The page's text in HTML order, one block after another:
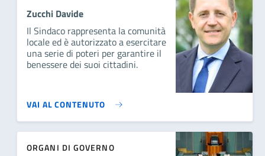
Zucchi Davide
Il Sindaco rappresenta la comunità
locale ed è autorizzato a esercitare
una serie di poteri per garantire il
benessere dei suoi cittadini.
VAI AL CONTENUTO
ORGANI DI GOVERNO